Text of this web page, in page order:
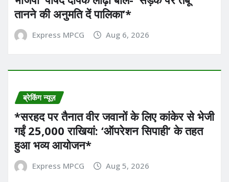
तानने की अनुमति दें पालिका’* ​
Express MPCG Aug 6, 2026
ब्रेकिंग न्यूज़
*सरहद पर तैनात वीर जवानों के लिए कांकेर से भेजी
गईं 25,000 राखियां: ‘ऑपरेशन सिपाही’ के तहत
हुआ भव्य आयोजन*
Express MPCG Aug 5, 2026